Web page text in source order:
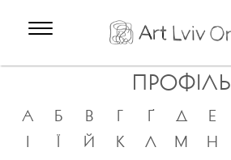
ПРОФІЛЬ
А Б В Г Ґ Д Е
І
Ї Й К Л М Н